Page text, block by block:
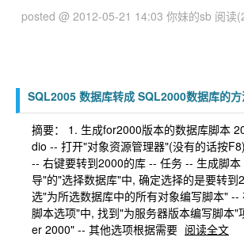
posted @ 2012-05-21 14:03 你妹的sb 阅读
SQL2005 数据库转成 SQL2000数据库的
摘要： 1. 生成for2000版本的数据库脚本
dio -- 打开"对象资源管理器"(没有的话按
-- 右键要转到2000的库 -- 任务 -- 生成脚
导"的"选择数据库"中, 确定选择的是要转到
选"为所选数据库中的所有对象编写脚本" --
脚本选项"中, 找到"为服务器版本编写脚本"
er 2000" -- 其他选项根据需要 阅读全文